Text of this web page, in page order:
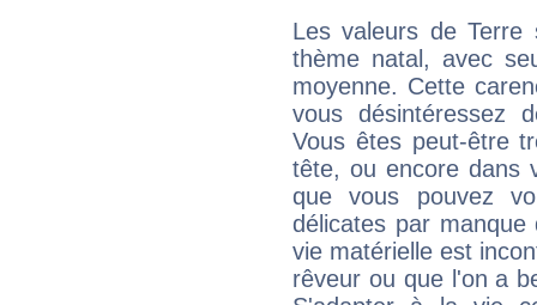
Les valeurs de Terre
thème natal, avec
moyenne. Cette
vous désintéressez
Vous êtes peut-être
tête, ou encore dans
que vous pouvez
délicates par
vie matérielle est
rêveur ou que l'on a